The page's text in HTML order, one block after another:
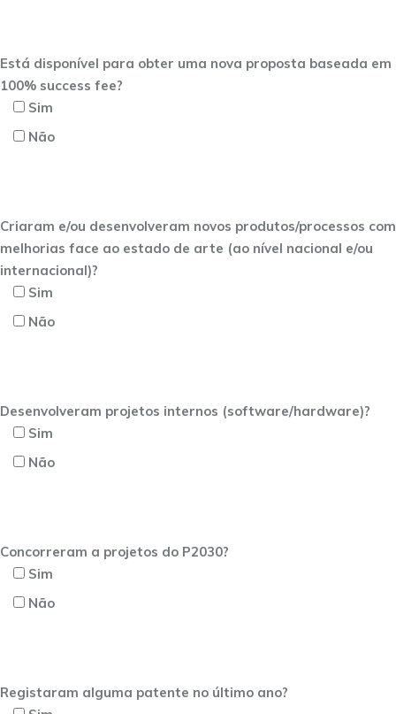
Está disponível para obter uma nova proposta baseada em
100% success fee?
Sim
Não
Criaram e/ou desenvolveram novos produtos/processos com
melhorias face ao estado de arte (ao nível nacional e/ou
internacional)?
Sim
Não
Desenvolveram projetos internos (software/hardware)?
Sim
Não
Concorreram a projetos do P2030?
Sim
Não
Registaram alguma patente no último ano?